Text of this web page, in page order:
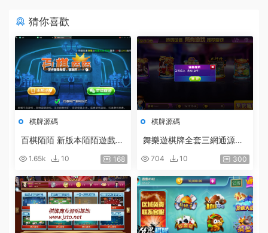
猜你喜歡
棋牌源碼
百棋陌陌 新版本陌陌遊戲整
019最新陌陌真錢棋牌帶房
卡俱樂部 陌陌修複版組件
1.65k 10 168
棋牌源碼
舞樂遊棋牌全套三網通源代
704 10 300